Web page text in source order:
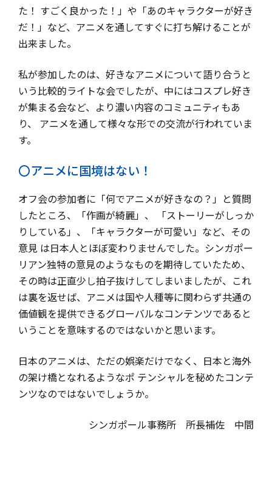
た！ すごく良かった！」や「あのキャラクターが好き
だ！」など、アニメを通してすぐに打ち解けることが
出来ました。
私が参加したのは、好きなアニメについて語り合うと
いう比較的ライトな会でしたが、中にはコスプレ好き
が集まる会など、より濃い内容のコミュニティもあ
り、 アニメを通して様々な形での交流が行われていま
す。
〇アニメに国境はない！
オフ会の参加者に「何でアニメが好きなの？」と質問
したところ、「作画が綺麗」、 「ストーリーがしっか
りしている」、「キャラクターが可愛い」など、その
意見 は日本人とほぼ変わりませんでした。シンガポー
リアン独特の意見のようなものを期待していたため、
その時は正直少し拍子抜けしてしまいましたが、これ
は裏を返せば、アニメは国や人種等に関わらず共通の
価値観を提供できるグローバルなコンテンツであると
いうことを意味するのではないかと思います。
日本のアニメは、ただの娯楽だけでなく、日本と海外
の架け橋となれるようなポ テンシャルを秘めたコンテ
ンツなのではないでしょうか。
シンガポール事務所 所長補佐 中間